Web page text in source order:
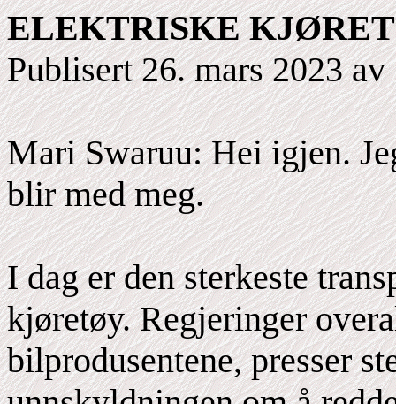
ELEKTRISKE
Publisert 26. mars 2023
Mari Swaruu: Hei igjen.
blir med meg.
I dag er den sterkeste
kjøretøy. Regjeringer
bilprodusentene, presser